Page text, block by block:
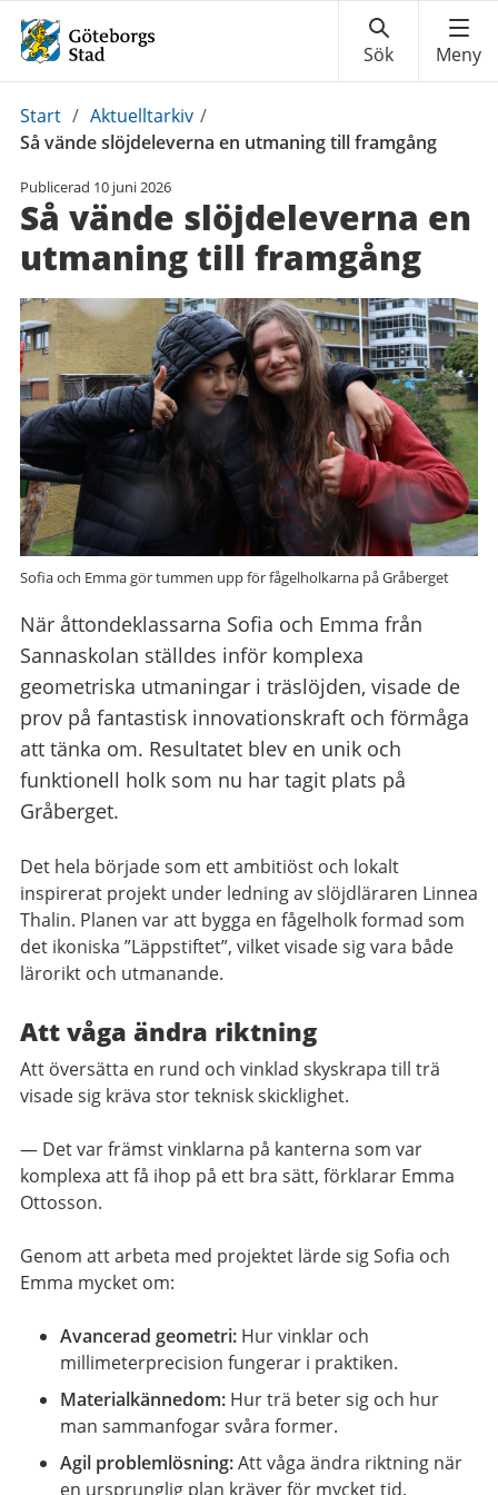
Du
är
Start / Aktuelltarkiv /
Så vände slöjdeleverna en utmaning till framgång
Publicerad 10 juni 2026
Så vände slöjdeleverna en
utmaning till framgång
Sofia och Emma gör tummen upp för fågelholkarna på Gråberget
När åttondeklassarna Sofia och Emma från
Sannaskolan ställdes inför komplexa
geometriska utmaningar i träslöjden, visade de
prov på fantastisk innovationskraft och förmåga
att tänka om. Resultatet blev en unik och
funktionell holk som nu har tagit plats på
Gråberget.
Det hela började som ett ambitiöst och lokalt
inspirerat projekt under ledning av slöjdläraren Linnea
Thalin. Planen var att bygga en fågelholk formad som
det ikoniska ”Läppstiftet”, vilket visade sig vara både
lärorikt och utmanande.
Att våga ändra riktning
Att översätta en rund och vinklad skyskrapa till trä
visade sig kräva stor teknisk skicklighet.
— Det var främst vinklarna på kanterna som var
komplexa att få ihop på ett bra sätt, förklarar Emma
Ottosson.
Genom att arbeta med projektet lärde sig Sofia och
Emma mycket om:
Avancerad geometri: Hur vinklar och
millimeterprecision fungerar i praktiken.
Materialkännedom: Hur trä beter sig och hur
man sammanfogar svåra former.
Agil problemlösning:Att våga ändra riktning när
en ursprunglig plan kräver för mycket tid.